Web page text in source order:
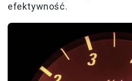
efektywność.